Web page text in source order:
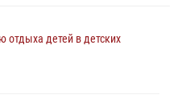
отдыха детей в детских